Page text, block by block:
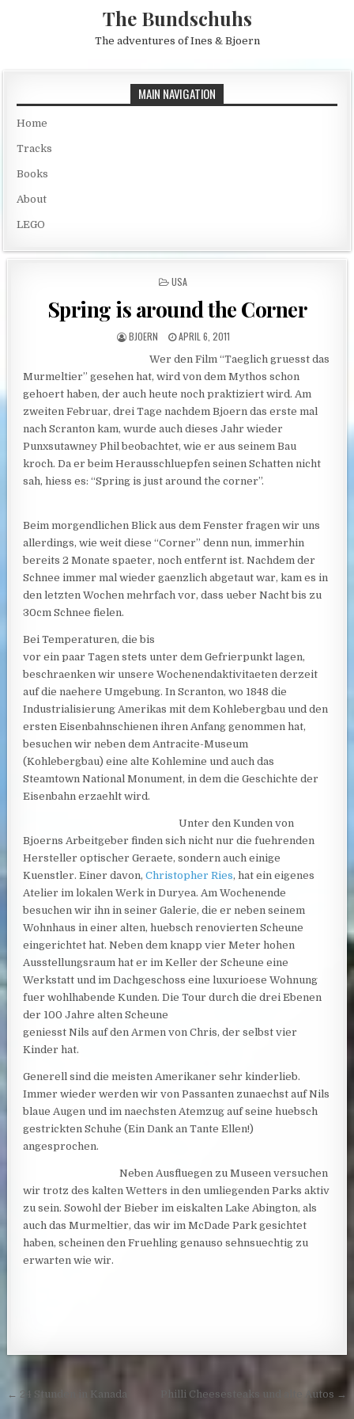
The Bundschuhs
The adventures of Ines & Bjoern
MAIN NAVIGATION
Home
Tracks
Books
About
LEGO
POSTED IN
USA
Spring is around the Corner
AUTHOR:
BJOERN PUBLISHED DATE:
APRIL 6, 2011
Wer den Film “Taeglich gruesst das
Murmeltier” gesehen hat, wird von dem Mythos schon
gehoert haben, der auch heute noch praktiziert wird. Am
zweiten Februar, drei Tage nachdem Bjoern das erste mal
nach Scranton kam, wurde auch dieses Jahr wieder
Punxsutawney Phil beobachtet, wie er aus seinem Bau
kroch. Da er beim Herausschluepfen seinen Schatten nicht
sah, hiess es: “Spring is just around the corner”.
Beim morgendlichen Blick aus dem Fenster fragen wir uns
allerdings, wie weit diese “Corner” denn nun, immerhin
bereits 2 Monate spaeter, noch entfernt ist. Nachdem der
Schnee immer mal wieder gaenzlich abgetaut war, kam es in
den letzten Wochen mehrfach vor, dass ueber Nacht bis zu
30cm Schnee fielen.
Bei Temperaturen, die bis
vor ein paar Tagen stets unter dem Gefrierpunkt lagen,
beschraenken wir unsere Wochenendaktivitaeten derzeit
auf die naehere Umgebung. In Scranton, wo 1848 die
Industrialisierung Amerikas mit dem Kohlebergbau und den
ersten Eisenbahnschienen ihren Anfang genommen hat,
besuchen wir neben dem Antracite-Museum
(Kohlebergbau) eine alte Kohlemine und auch das
Steamtown National Monument, in dem die Geschichte der
Eisenbahn erzaehlt wird.
Unter den Kunden von
Bjoerns Arbeitgeber finden sich nicht nur die fuehrenden
Hersteller optischer Geraete, sondern auch einige
Kuenstler. Einer davon,Christopher Ries, hat ein eigenes
Atelier im lokalen Werk in Duryea. Am Wochenende
besuchen wir ihn in seiner Galerie, die er neben seinem
Wohnhaus in einer alten, huebsch renovierten Scheune
eingerichtet hat. Neben dem knapp vier Meter hohen
Ausstellungsraum hat er im Keller der Scheune eine
Werkstatt und im Dachgeschoss eine luxurioese Wohnung
fuer wohlhabende Kunden. Die Tour durch die drei Ebenen
der 100 Jahre alten Scheune
geniesst Nils auf den Armen von Chris, der selbst vier
Kinder hat.
Generell sind die meisten Amerikaner sehr kinderlieb.
Immer wieder werden wir von Passanten zunaechst auf Nils
blaue Augen und im naechsten Atemzug auf seine huebsch
gestrickten Schuhe (Ein Dank an Tante Ellen!)
angesprochen.
Neben Ausfluegen zu Museen versuchen
wir trotz des kalten Wetters in den umliegenden Parks aktiv
zu sein. Sowohl der Bieber im eiskalten Lake Abington, als
auch das Murmeltier, das wir im McDade Park gesichtet
haben, scheinen den Fruehling genauso sehnsuechtig zu
erwarten wie wir.
Post navigation
← 24 Stunden in Kanada Philli Cheesesteaks und alte Autos →